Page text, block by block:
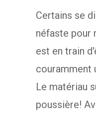
Certains se
néfaste pour
est en train
couramment
Le matériau
poussière!